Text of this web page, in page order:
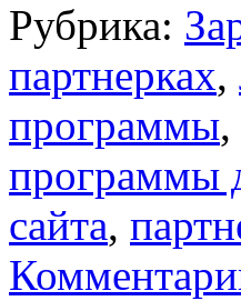
Рубрика:
партнерках,
программы,
программы
сайта,